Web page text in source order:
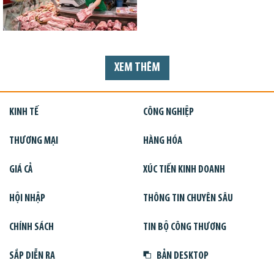
XEM THÊM
KINH TẾ CÔNG NGHIỆP
THƯƠNG MẠI HÀNG HÓA
GIÁ CẢ XÚC TIẾN KINH DOANH
HỘI NHẬP THÔNG TIN CHUYÊN SÂU
CHÍNH SÁCH TIN BỘ CÔNG THƯƠNG
SẮP DIỄN RA BẢN DESKTOP